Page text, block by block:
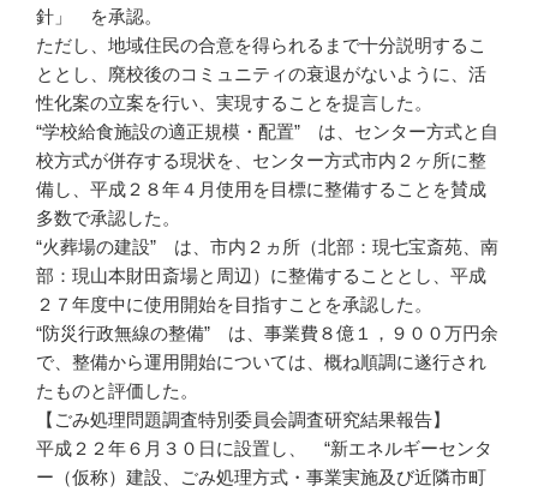
針」 を承認。
ただし、地域住民の合意を得られるまで十分説明するこ
ととし、廃校後のコミュニティの衰退がないように、活
性化案の立案を行い、実現することを提言した。
“学校給食施設の適正規模・配置” は、センター方式と自
校方式が併存する現状を、センター方式市内２ヶ所に整
備し、平成２８年４月使用を目標に整備することを賛成
多数で承認した。
“火葬場の建設” は、市内２ヵ所（北部：現七宝斎苑、南
部：現山本財田斎場と周辺）に整備することとし、平成
２７年度中に使用開始を目指すことを承認した。
“防災行政無線の整備” は、事業費８億１，９００万円余
で、整備から運用開始については、概ね順調に遂行され
たものと評価した。
【ごみ処理問題調査特別委員会調査研究結果報告】
平成２２年６月３０日に設置し、 “新エネルギーセンタ
ー（仮称）建設、ごみ処理方式・事業実施及び近隣市町